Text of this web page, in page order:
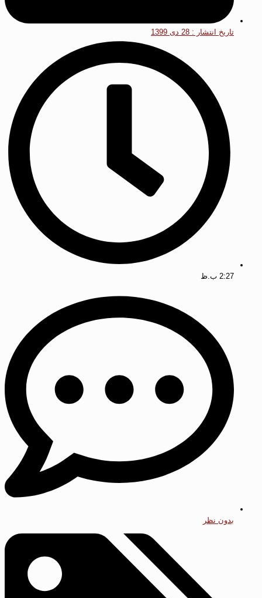
تاریخ انتشار : 28 دی 1399
2:27 ب.ظ
بدون نظر